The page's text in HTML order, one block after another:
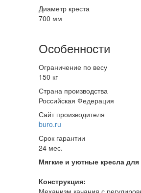
Диаметр креста
700 мм
Особенности
Ограничение по весу
150 кг
Страна производства
Российская Федерация
Сайт производителя
buro.ru
Срок гарантии
24 мес.
Мягкие и уютные кресла
Конструкция:
Механизм качания с